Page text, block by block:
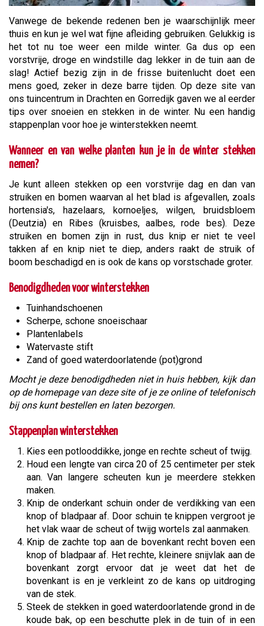
Vanwege de bekende redenen ben je waarschijnlijk meer
thuis en kun je wel wat fijne afleiding gebruiken. Gelukkig is
het tot nu toe weer een milde winter. Ga dus op een
vorstvrije, droge en windstille dag lekker in de tuin aan de
slag! Actief bezig zijn in de frisse buitenlucht doet een
mens goed, zeker in deze barre tijden. Op deze site van
ons tuincentrum in Drachten en Gorredijk gaven we al eerder
tips over snoeien en stekken in de winter. Nu een handig
stappenplan voor hoe je winterstekken neemt.
Wanneer en van welke planten kun je in de winter stekken
nemen?
Je kunt alleen stekken op een vorstvrije dag en dan van
struiken en bomen waarvan al het blad is afgevallen, zoals
hortensia's, hazelaars, kornoeljes, wilgen, bruidsbloem
(Deutzia) en Ribes (kruisbes, aalbes, rode bes). Deze
struiken en bomen zijn in rust, dus knip er niet te veel
takken af en knip niet te diep, anders raakt de struik of
boom beschadigd en is ook de kans op vorstschade groter.
Benodigdheden voor winterstekken
Tuinhandschoenen
Scherpe, schone snoeischaar
Plantenlabels
Watervaste stift
Zand of goed waterdoorlatende (pot)grond
Mocht je deze benodigdheden niet in huis hebben, kijk dan
op de homepage van deze site of je ze online of telefonisch
bij ons kunt bestellen en laten bezorgen.
Stappenplan winterstekken
Kies een potlooddikke, jonge en rechte scheut of twijg.
Houd een lengte van circa 20 of 25 centimeter per stek
aan. Van langere scheuten kun je meerdere stekken
maken.
Knip de onderkant schuin onder de verdikking van een
knop of bladpaar af. Door schuin te knippen vergroot je
het vlak waar de scheut of twijg wortels zal aanmaken.
Knip de zachte top aan de bovenkant recht boven een
knop of bladpaar af. Het rechte, kleinere snijvlak aan de
bovenkant zorgt ervoor dat je weet dat het de
bovenkant is en je verkleint zo de kans op uitdroging
van de stek.
Steek de stekken in goed waterdoorlatende grond in de
koude bak, op een beschutte plek in de tuin of in een